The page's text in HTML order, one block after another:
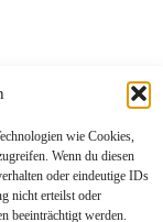
wie Cookies,
Wenn du diesen
oder eindeutige IDs
nicht erteilst oder
beeinträchtigt werden.